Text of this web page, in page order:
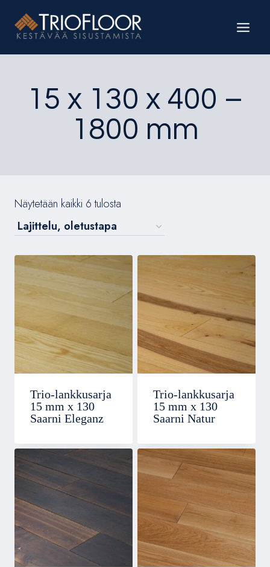
sisältöön
15 x 130 x 400 –
1800 mm
Näytetään kaikki 6 tulosta
Trio-lankkusarja
15 mm x 130
Saarni Eleganz
Trio-lankkusarja
15 mm x 130
Saarni Natur